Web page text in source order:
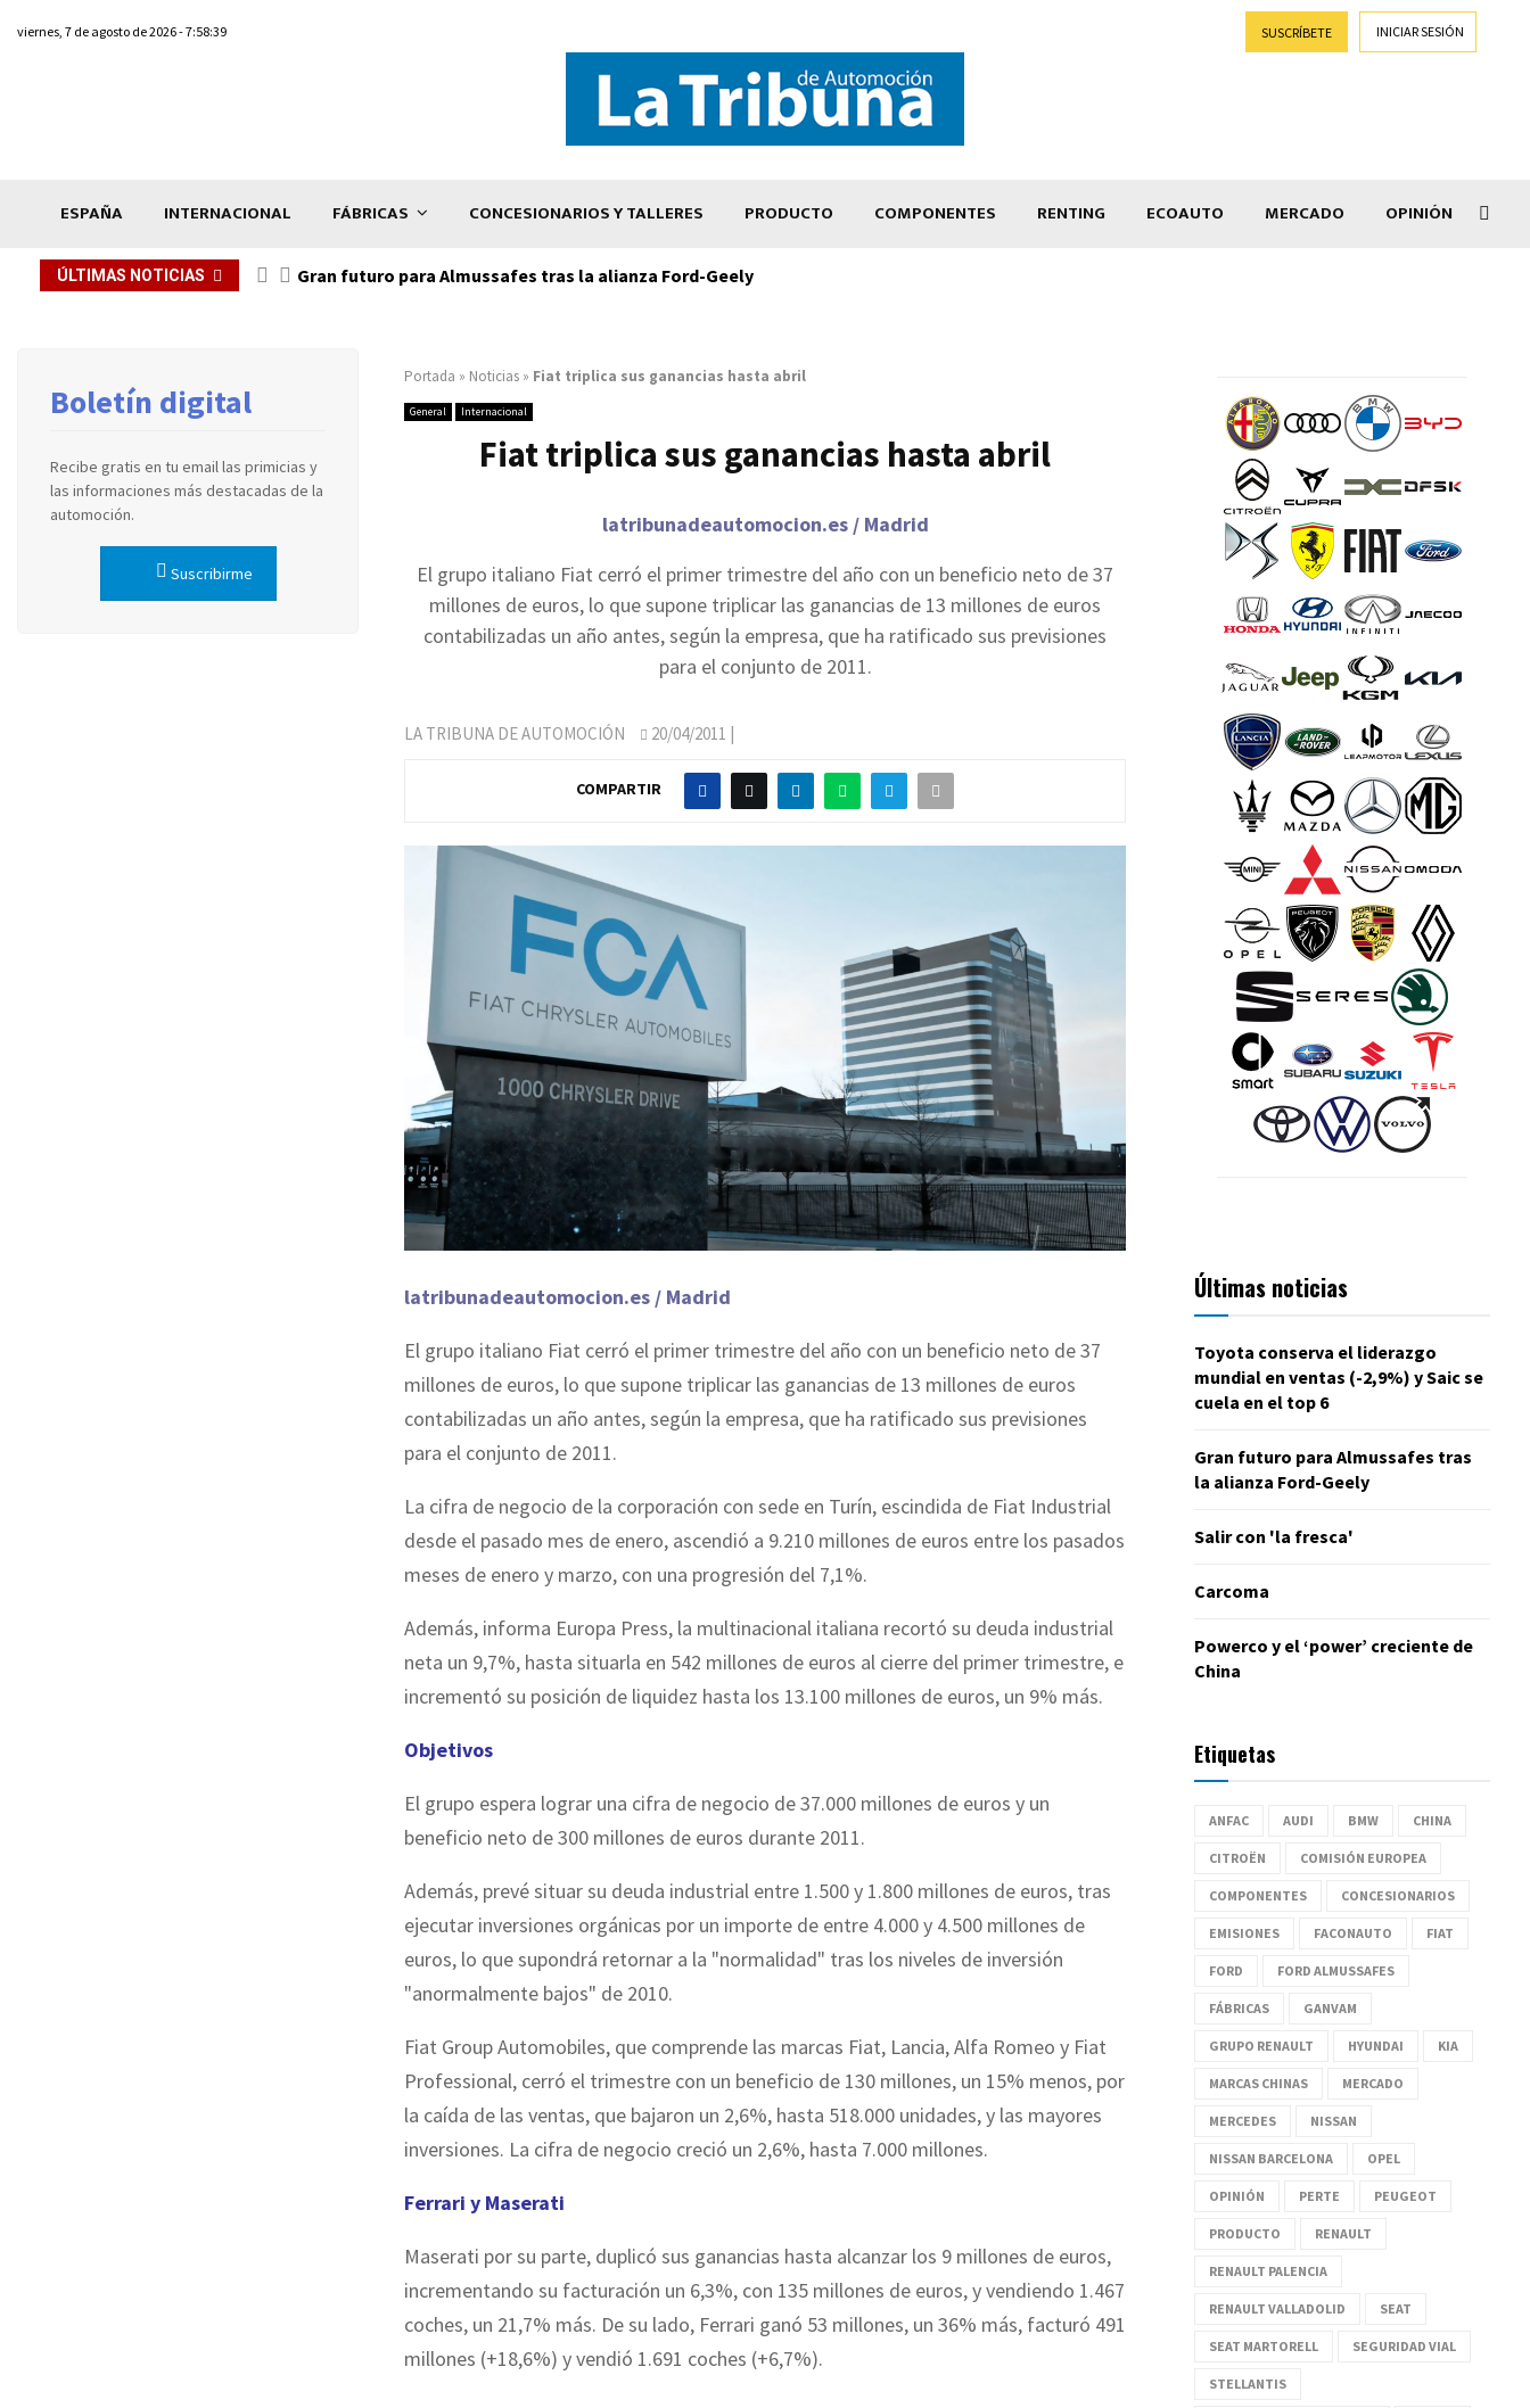
viernes, 7 de agosto de 2026 - 7:58:39 SUSCRÍBETE INICIAR SESIÓN
ESPAÑA INTERNACIONAL FÁBRICAS CONCESIONARIOS Y TALLERES PRODUCTO COMPONENTES RENTING ECOAUTO MERCADO OPINIÓN
ÚLTIMAS NOTICIAS Gran futuro para Almussafes tras la alianza Ford-Geely
Portada » Noticias » Fiat triplica sus ganancias hasta abril
General Internacional
Fiat triplica sus ganancias hasta abril
latribunadeautomocion.es / Madrid
El grupo italiano Fiat cerró el primer trimestre del año con un beneficio neto de 37
millones de euros, lo que supone triplicar las ganancias de 13 millones de euros
contabilizadas un año antes, según la empresa, que ha ratificado sus previsiones
para el conjunto de 2011.
LA TRIBUNA DE AUTOMOCIÓN 20/04/2011 |
COMPARTIR
latribunadeautomocion.es / Madrid
El grupo italiano Fiat cerró el primer trimestre del año con un beneficio neto de 37
millones de euros, lo que supone triplicar las ganancias de 13 millones de euros
contabilizadas un año antes, según la empresa, que ha ratificado sus previsiones
para el conjunto de 2011.
La cifra de negocio de la corporación con sede en Turín, escindida de Fiat Industrial
desde el pasado mes de enero, ascendió a 9.210 millones de euros entre los pasados
meses de enero y marzo, con una progresión del 7,1%.
Además, informa Europa Press, la multinacional italiana recortó su deuda industrial
neta un 9,7%, hasta situarla en 542 millones de euros al cierre del primer trimestre, e
incrementó su posición de liquidez hasta los 13.100 millones de euros, un 9% más.
Objetivos
El grupo espera lograr una cifra de negocio de 37.000 millones de euros y un
beneficio neto de 300 millones de euros durante 2011.
Además, prevé situar su deuda industrial entre 1.500 y 1.800 millones de euros, tras
ejecutar inversiones orgánicas por un importe de entre 4.000 y 4.500 millones de
euros, lo que supondrá retornar a la "normalidad" tras los niveles de inversión
"anormalmente bajos" de 2010.
Fiat Group Automobiles, que comprende las marcas Fiat, Lancia, Alfa Romeo y Fiat
Professional, cerró el trimestre con un beneficio de 130 millones, un 15% menos, por
la caída de las ventas, que bajaron un 2,6%, hasta 518.000 unidades, y las mayores
inversiones. La cifra de negocio creció un 2,6%, hasta 7.000 millones.
Ferrari y Maserati
Maserati por su parte, duplicó sus ganancias hasta alcanzar los 9 millones de euros,
incrementando su facturación un 6,3%, con 135 millones de euros, y vendiendo 1.467
coches, un 21,7% más. De su lado, Ferrari ganó 53 millones, un 36% más, facturó 491
millones (+18,6%) y vendió 1.691 coches (+6,7%).
Boletín digital
Recibe gratis en tu email las primicias y
las informaciones más destacadas de la
automoción.
Suscribirme
Últimas noticias
Toyota conserva el liderazgo
mundial en ventas (-2,9%) y Saic se
cuela en el top 6
Gran futuro para Almussafes tras
la alianza Ford-Geely
Salir con 'la fresca'
Carcoma
Powerco y el ‘power’ creciente de
China
Etiquetas
ANFAC AUDI BMW CHINA
CITROËN COMISIÓN EUROPEA
COMPONENTES CONCESIONARIOS
EMISIONES FACONAUTO FIAT
FORD FORD ALMUSSAFES
FÁBRICAS GANVAM
GRUPO RENAULT HYUNDAI KIA
MARCAS CHINAS MERCADO
MERCEDES NISSAN
NISSAN BARCELONA OPEL
OPINIÓN PERTE PEUGEOT
PRODUCTO RENAULT
RENAULT PALENCIA
RENAULT VALLADOLID SEAT
SEAT MARTORELL SEGURIDAD VIAL
STELLANTIS